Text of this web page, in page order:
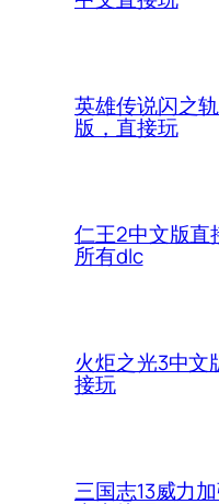
英雄传说闪之
版，直接玩
仁王2中文版直
所有dlc
火炬之光3中文
接玩
三国志13威力加